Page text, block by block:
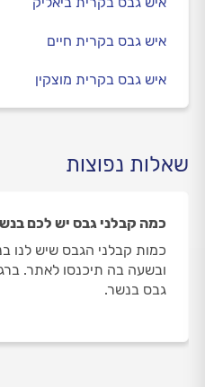
איש גבס בקרית חיים
איש גבס בקרית מוצקין
שאלות נפוצות
כמה קבלני גבס יש לכם
כמות קבלני הגבס שיש לנו
גבס בנשר.